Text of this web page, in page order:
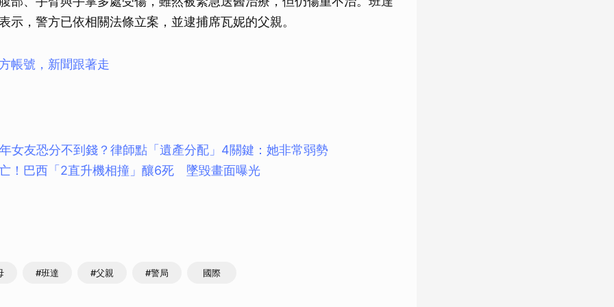
示，警方已依相關法條立案，並逮捕席瓦妮的父親。
帳號，新聞跟著走
女友恐分不到錢？律師點「遺產分配」4關鍵：她非常弱勢
！巴西「2直升機相撞」釀6死 墜毀畫面曝光
#班達 #父親 #警局 國際